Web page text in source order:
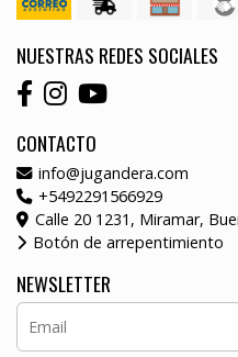
NUESTRAS REDES SOCIALES
CONTACTO
info@jugandera.com
+5492291566929
Calle 20 1231, Miramar,
Botón de arrepentimiento
NEWSLETTER